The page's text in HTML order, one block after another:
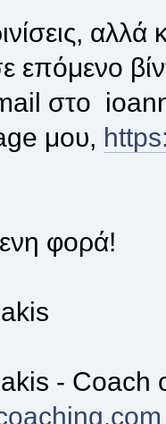
αλλά
στο
μου,
φορά!
- Coach